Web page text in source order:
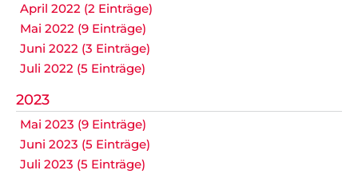
April 2022 (2 Einträge)
Mai 2022 (9 Einträge)
Juni 2022 (3 Einträge)
Juli 2022 (5 Einträge)
2023
Mai 2023 (9 Einträge)
Juni 2023 (5 Einträge)
Juli 2023 (5 Einträge)